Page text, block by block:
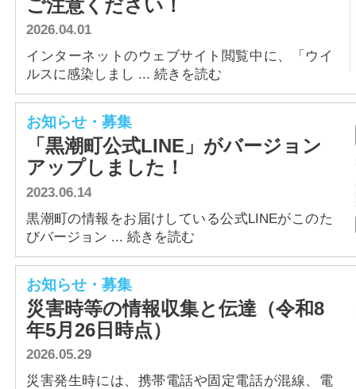
ご注意ください！
2026.04.01
インターネットのウェブサイト閲覧中に、「ウイ
ルスに感染しまし ... 続きを読む
お知らせ・募集
「黒潮町公式LINE」がバージョン
アップしました！
2023.06.14
黒潮町の情報をお届けしている公式LINEがこのた
びバージョン ... 続きを読む
お知らせ・募集
災害時等の情報収集と伝達（令和8
年5月26日時点）
2026.05.29
災害発生時には、携帯電話や固定電話が混線、電